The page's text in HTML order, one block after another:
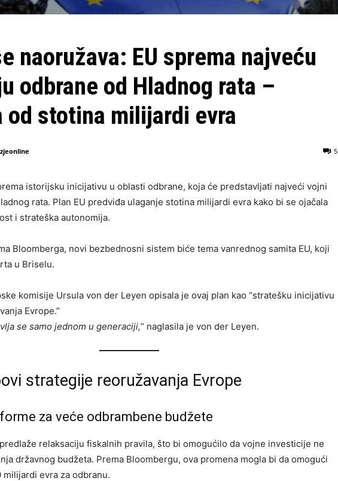
naoružava: EU sprema najveću
odbrane od Hladnog rata –
od stotina milijardi evra
5
istorijsku inicijativu u oblasti odbrane, koja će predstavljati najveći vojni
rata. Plan EU predviđa ulaganje stotina milijardi evra kako bi se ojačala
i strateška autonomija.
Bloomberga, novi bezbednosni sistem biće tema vanrednog samita EU, koji
u Briselu.
komisije Ursula von der Leyen opisala je ovaj plan kao “stratešku inicijativu
Evrope.”
se samo jednom u generaciji,” naglasila je von der Leyen.
strategije reoružavanja Evrope
za veće odbrambene budžete
relaksaciju fiskalnih pravila, što bi omogućilo da vojne investicije ne
državnog budžeta. Prema Bloombergu, ova promena mogla bi da omogući
evra za odbranu.